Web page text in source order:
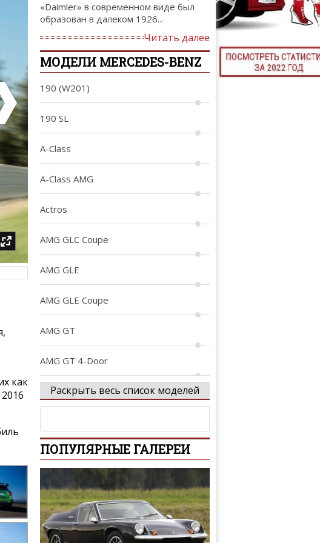
ТЮНИНГ
как
«Daimler» в современном виде был
образован в далеком 1926...
Читать далее
МОДЕЛИ MERCEDES-BENZ
190 (W201)
190 SL
A-Class
A-Class AMG
Actros
AMG GLC Coupe
AMG GLE
AMG GLE Coupe
AMG GT
AMG GT 4-Door
AMG Project ONE
B-Class
C-Class AMG
Раскрыть весь список моделей
ПОПУЛЯРНЫЕ ГАЛЕРЕИ